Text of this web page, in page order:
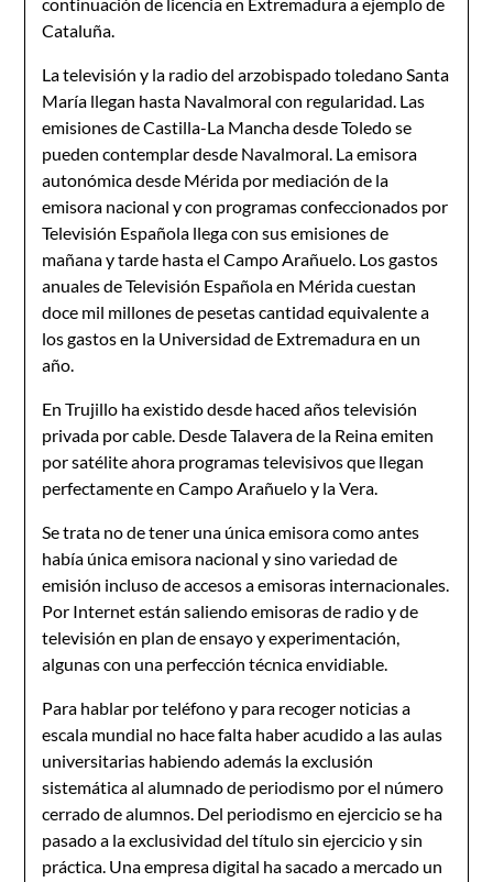
Cataluña.
La televisión y la radio del arzobispado toledano Santa
María llegan hasta Navalmoral con regularidad. Las
emisiones de Castilla-La Mancha desde Toledo se
pueden contemplar desde Navalmoral. La emisora
autonómica desde Mérida por mediación de la
emisora nacional y con programas confeccionados por
Televisión Española llega con sus emisiones de
mañana y tarde hasta el Campo Arañuelo. Los gastos
anuales de Televisión Española en Mérida cuestan
doce mil millones de pesetas cantidad equivalente a
los gastos en la Universidad de Extremadura en un
año.
En Trujillo ha existido desde haced años televisión
privada por cable. Desde Talavera de la Reina emiten
por satélite ahora programas televisivos que llegan
perfectamente en Campo Arañuelo y la Vera.
Se trata no de tener una única emisora como antes
había única emisora nacional y sino variedad de
emisión incluso de accesos a emisoras internacionales.
Por Internet están saliendo emisoras de radio y de
televisión en plan de ensayo y experimentación,
algunas con una perfección técnica envidiable.
Para hablar por teléfono y para recoger noticias a
escala mundial no hace falta haber acudido a las aulas
universitarias habiendo además la exclusión
sistemática al alumnado de periodismo por el número
cerrado de alumnos. Del periodismo en ejercicio se ha
pasado a la exclusividad del título sin ejercicio y sin
práctica. Una empresa digital ha sacado a mercado un